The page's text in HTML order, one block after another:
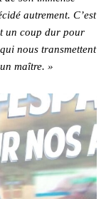
autrement. C’est
un coup dur pour
nous transmettent
maître. »